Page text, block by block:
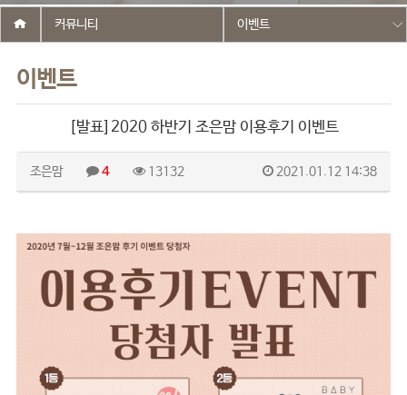
이벤트
커뮤니티 이벤트
[발표]2020 하반기 조은맘 이용후기 이벤트
조은맘 4 13132 2021.01.12 14:38